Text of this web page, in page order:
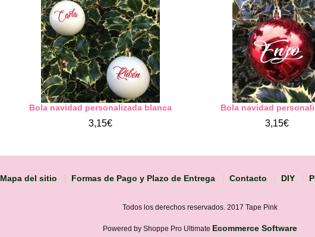
Bola navidad personalizada blanca
3,15€
Bola navidad
3,15€
Mapa del sitio Formas de Pago y Plazo de Entrega Contacto DIY
Todos los derechos reservados. 2017 Tape Pink
Powered by Shoppe Pro Ultimate Ecommerce Software